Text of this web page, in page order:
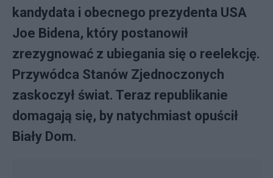
kandydata i obecnego prezydenta USA
Joe Bidena, który postanowił
zrezygnować z ubiegania się o reelekcję.
Przywódca Stanów Zjednoczonych
zaskoczył świat. Teraz republikanie
domagają się, by natychmiast opuścił
Biały Dom.